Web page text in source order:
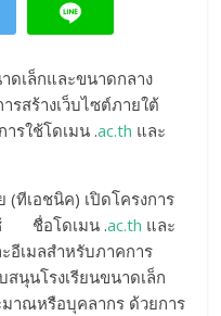
ดเล็กและขนาดกลาง
สร้างเว็บไซต์ภายใต้
ารใช้โดเมน .ac.th และ
(ทีเอชนิค) เปิดโครงการ
ใช้ ชื่อโดเมน .ac.th และ
อีเมลสำหรับภาคการ
นุนโรงเรียนขนาดเล็ก
าณหรือบุคลากร ด้วยการ